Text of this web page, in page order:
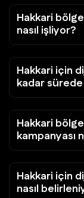
Hakkari
nasıl işliyor?
Hakkari için
kadar
Hakkari
kampanyası
Hakkari için
nasıl